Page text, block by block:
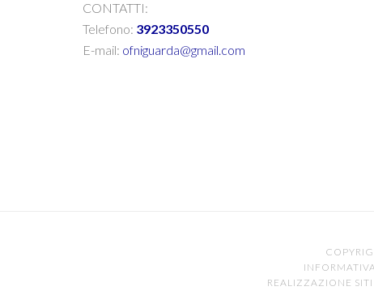
CONTATTI:
Telefono: 3923350550
E-mail: ofniguarda@gmail.com
REALIZZAZIONE